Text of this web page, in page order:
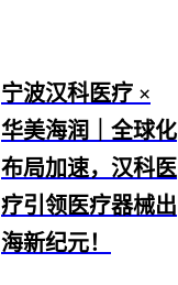
宁波汉科医疗 ×
华美海润｜全球化
布局加速，汉科医
疗引领医疗器械出
海新纪元！